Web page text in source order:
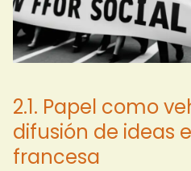
2.1. Papel como
difusión de ideas
francesa